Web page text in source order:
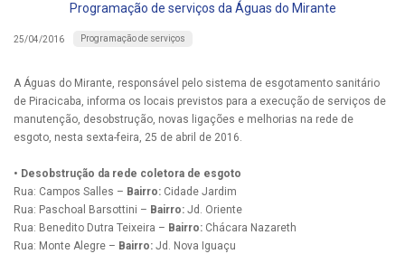
Programação de serviços da Águas do Mirante
25/04/2016 Programação de serviços
A Águas do Mirante, responsável pelo sistema de esgotamento sanitário
de Piracicaba, informa os locais previstos para a execução de serviços de
manutenção, desobstrução, novas ligações e melhorias na rede de
esgoto, nesta sexta-feira, 25 de abril de 2016.
• Desobstrução da rede coletora de esgoto
Rua: Campos Salles – Bairro: Cidade Jardim
Rua: Paschoal Barsottini – Bairro: Jd. Oriente
Rua: Benedito Dutra Teixeira – Bairro: Chácara Nazareth
Rua: Monte Alegre – Bairro: Jd. Nova Iguaçu